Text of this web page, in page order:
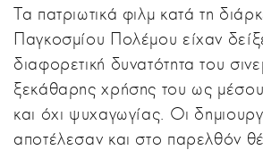
Τα πατριωτικά φιλμ κατά τη
Παγκοσμίου Πολέμου είχαν
διαφορετική δυνατότητα του
ξεκάθαρης χρήσης του ως
και όχι ψυχαγωγίας. Οι
αποτέλεσαν και στο παρελθόν